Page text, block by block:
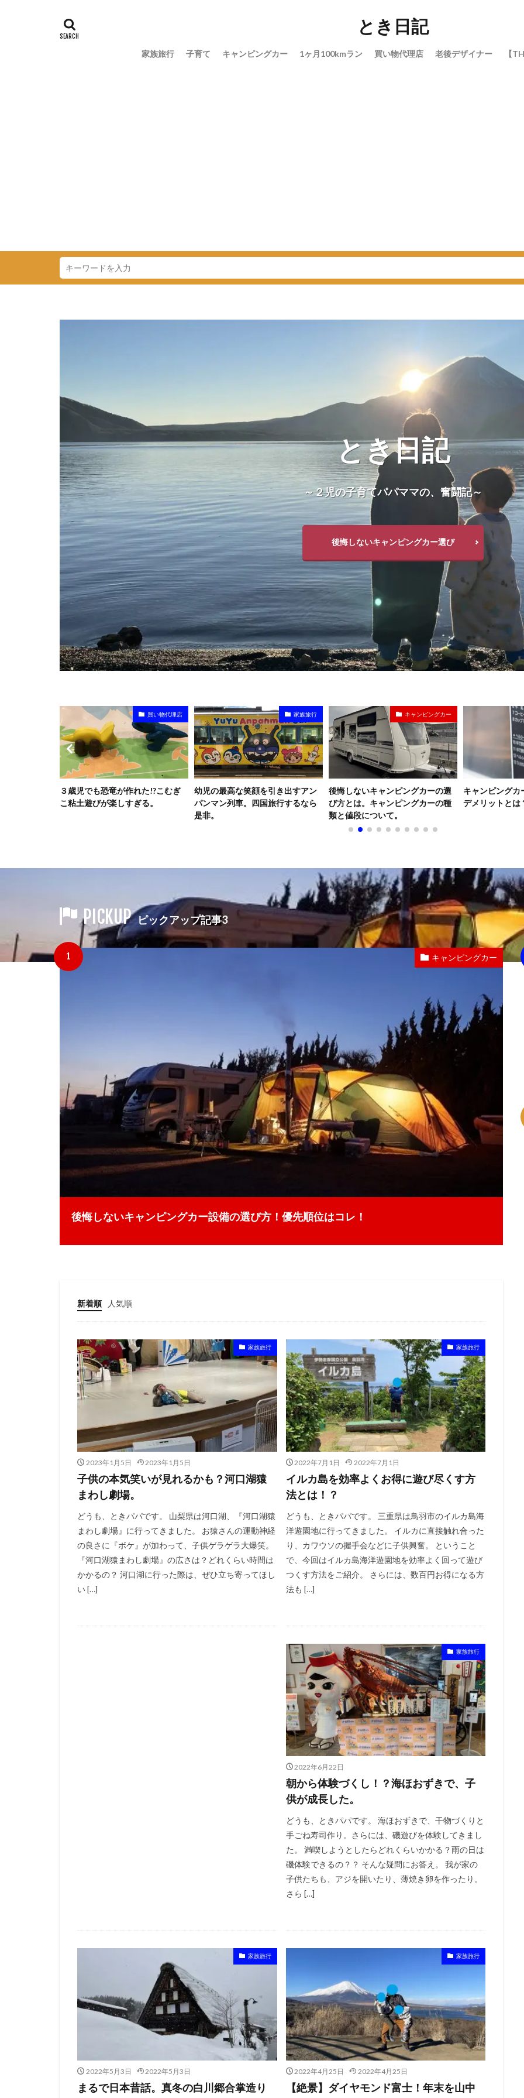
とき日記
家族旅行 子育て キャンピングカー 1ヶ月100kmラン 買い物代理店 老後デザイナー 【
とき日記
～２児の子育てパパママの、奮闘記～
後悔しないキャンピングカー選び
家族旅行
幼児の最高な笑顔を引き出すアン
パンマン列車。四国旅行するなら
キャンピングカー
後悔しないキャンピングカーの選
び方とは。キャンピングカーの種
類と値段について。
キャンピングカー
キャンピングカーの電子レンジの
デメリットとは？
子供の日、子供
「鯉のぼりチラ
PICKUP ピックアップ記事3
キャンピングカー
後悔しないキャンピングカー設備の選び方！優先順位はコレ！
新着順 人気順
家族旅行
2023年1月5日 2023年1月5日
子供の本気笑いが見れるかも？河口湖猿
まわし劇場。
どうも、ときパパです。 山梨県は河口湖、『河口湖猿
まわし劇場』に行ってきました。 お猿さんの運動神経
の良さに『ボケ』が加わって、子供ゲラゲラ大爆笑。
『河口湖猿まわし劇場』の広さは？どれくらい時間は
かかるの？ 河口湖に行った際は、ぜひ立ち寄ってほし
い […]
家族旅行
2022年7月1日 2022年7月1日
イルカ島を効率よくお得に遊び尽くす方
法とは！？
どうも、ときパパです。 三重県は鳥羽市のイルカ島海
洋遊園地に行ってきました。 イルカに直接触れ合った
り、カワウソの握手会などに子供興奮。 ということ
で、今回はイルカ島海洋遊園地を効率よく回って遊び
つくす方法をご紹介。 さらには、数百円お得になる方
法も […]
家族旅行
2022年6月22日
朝から体験づくし！？海ほおずきで、子
供が成長した。
どうも、ときパパです。 海ほおずきで、干物づくりと
手ごね寿司作り。さらには、磯遊びを体験してきまし
た。 満喫しようとしたらどれくらいかかる？雨の日は
磯体験できるの？？ そんな疑問にお答え。 我が家の
子供たちも、アジを開いたり、薄焼き卵を作ったり。
さら […]
家族旅行
2022年5月3日 2022年5月3日
まるで日本昔話。真冬の白川郷合掌造り
家族旅行
2022年4月25日 2022年4月25日
【絶景】ダイヤモンド富士！年末を山中